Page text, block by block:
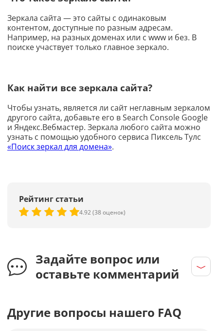
Зеркала сайта — это сайты с одинаковым
контентом, доступные по разным адресам.
Например, на разных доменах или с www и без. В
поиске участвует только главное зеркало.
Как найти все зеркала сайта?
Чтобы узнать, является ли сайт неглавным зеркалом
другого сайта, добавьте его в Search Console Google
и Яндекс.Вебмастер. Зеркала любого сайта можно
узнать с помощью удобного сервиса Пиксель Тулс
«Поиск зеркал для домена».
Рейтинг статьи
4.92 (38 оценок)
Задайте вопрос или
оставьте комментарий
Другие вопросы нашего FAQ